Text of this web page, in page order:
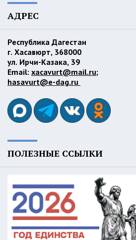
АДРЕС
Республика Дагестан
г. Хасавюрт, 368000
ул. Ирчи-Казака, 39
Email: xacavurt@mail.ru;
hasavurt@e-dag.ru
ПОЛЕЗНЫЕ ССЫЛКИ